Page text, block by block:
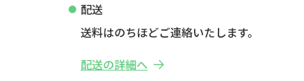
配送
送料はのちほどご連絡いたします。
配送の詳細へ